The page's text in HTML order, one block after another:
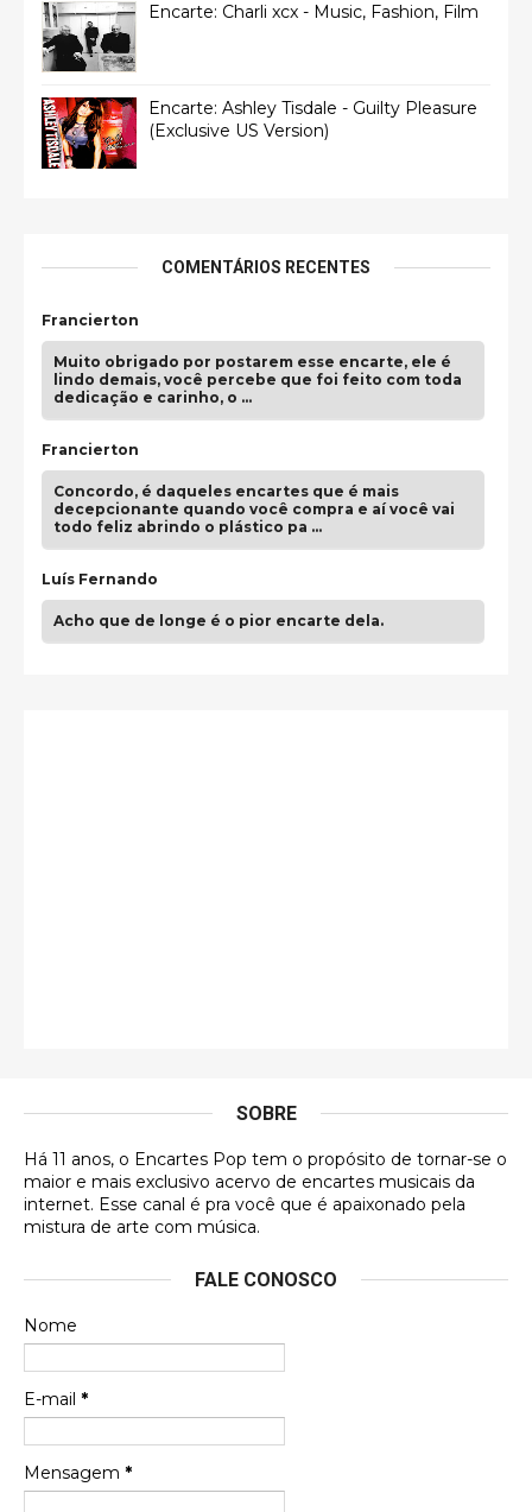
Encarte: Charli xcx - Music, Fashion, Film
Encarte: Ashley Tisdale - Guilty Pleasure
(Exclusive US Version)
COMENTÁRIOS RECENTES
Francierton
Muito obrigado por postarem esse encarte, ele é
lindo demais, você percebe que foi feito com toda
dedicação e carinho, o …
Francierton
Concordo, é daqueles encartes que é mais
decepcionante quando você compra e aí você vai
todo feliz abrindo o plástico pa …
Luís Fernando
Acho que de longe é o pior encarte dela.
DVD MIDINHO
Francierton
futuras aquisições, e olhando o encarte aqui, me
Francierton
Espero que tenham sentido minha falta, informo
que estou de volta para trazer mais contribuições
SOBRE
Há 11 anos, o Encartes Pop tem o propósito de tornar-se o
maior e mais exclusivo acervo de encartes musicais da
internet. Esse canal é pra você que é apaixonado pela
mistura de arte com música.
FALE CONOSCO
Nome
E-mail *
Mensagem *